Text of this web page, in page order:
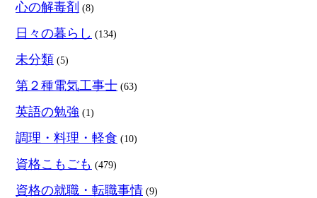
心の解毒剤 (8)
日々の暮らし (134)
未分類 (5)
第２種電気工事士 (63)
英語の勉強 (1)
調理・料理・軽食 (10)
資格こもごも (479)
資格の就職・転職事情 (9)